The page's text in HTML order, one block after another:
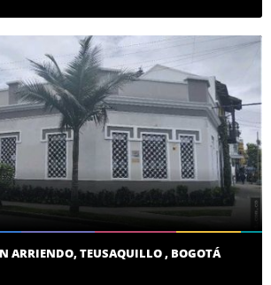
ARRIENDO, TEUSAQUILLO , BOGOTÁ